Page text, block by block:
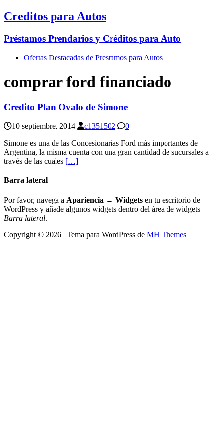
Creditos para Autos
Préstamos Prendarios y Créditos para Auto
Ofertas Destacadas de Prestamos para Autos
comprar ford financiado
Credito Plan Ovalo de Simone
10 septiembre, 2014 c1351502
0
Simone es una de las Concesionarias Ford más importantes de
Argentina, la misma cuenta con una gran cantidad de sucursales a
través de las cuales […]
Barra lateral
Por favor, navega a Apariencia → Widgets en tu escritorio de
WordPress y añade algunos widgets dentro del área de widgets
Barra lateral.
Copyright © 2026 | Tema para WordPress de MH Themes